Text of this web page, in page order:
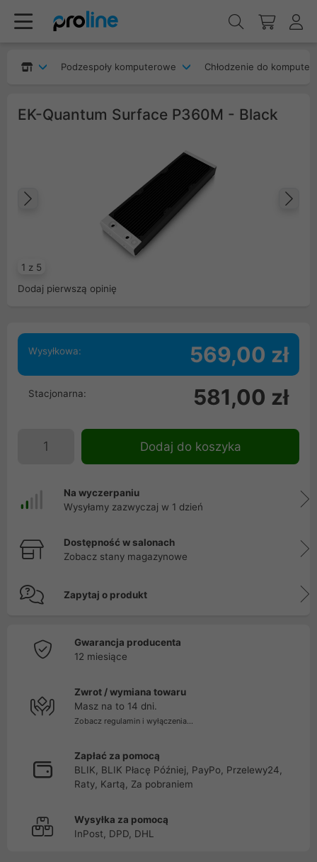
Podzespoły komputerowe Chłodzenie do
EK-Quantum Surface P360M - Black
1 z 5
Poprzedni
Dodaj pierwszą opinię
Wysyłkowa: 569,00 zł
Stacjonarna: 581,00 zł
Dodaj do koszyka
Na wyczerpaniu
Wysyłamy zazwyczaj w 1 dzień
Dostępność w salonach
Zobacz stany magazynowe
Zapytaj o produkt
Gwarancja producenta
12 miesiące
Zwrot / wymiana towaru
Masz na to 14 dni.
Zobacz regulamin i wyłączenia...
Zapłać za pomocą
BLIK, BLIK Płacę Później, PayPo, Przelewy24,
Raty, Kartą, Za pobraniem
Wysyłka za pomocą
InPost, DPD, DHL